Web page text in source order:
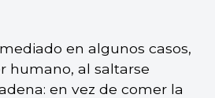
en algunos casos,
humano, al saltarse
en vez de comer la